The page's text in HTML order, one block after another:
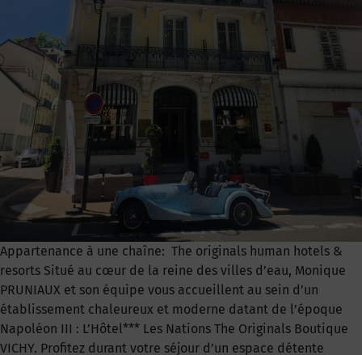
Appartenance à une chaîne: The originals human hotels &
resorts Situé au cœur de la reine des villes d’eau, Monique
PRUNIAUX et son équipe vous accueillent au sein d’un
établissement chaleureux et moderne datant de l’époque
Napoléon III : L’Hôtel*** Les Nations The Originals Boutique
VICHY. Profitez durant votre séjour d’un espace détente